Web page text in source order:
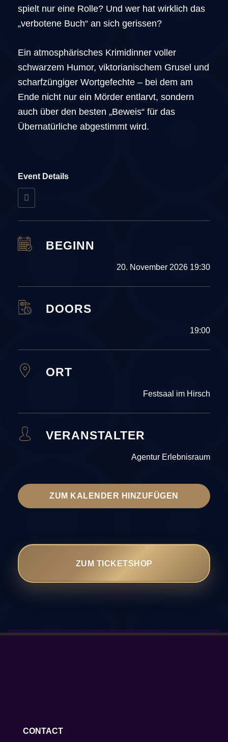
spielt nur eine Rolle? Und wer hat wirklich das
„verbotene Buch“ an sich gerissen?
Ein atmosphärisches Krimidinner voller
schwarzem Humor, viktorianischem Grusel und
scharfzüngiger Wortgefechte – bei dem am
Ende nicht nur ein Mörder entlarvt, sondern
auch über den besten „Beweis“ für das
Übernatürliche abgestimmt wird.
Event Details
BEGINN
20. November 2026 19:30
DOORS
19:00
ORT
Festsaal im Hirsch
VERANSTALTER
Agentur Erlebnisraum
ZUM KALENDER HINZUFÜGEN
ZUM TICKETSHOP
CONTACT